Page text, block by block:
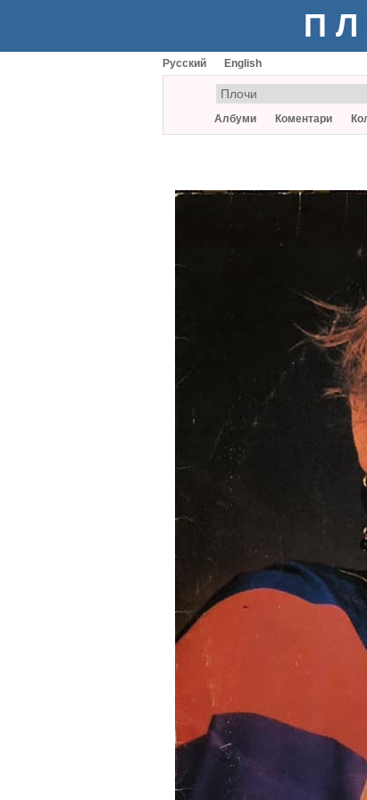
Русский English
Албуми Коментари